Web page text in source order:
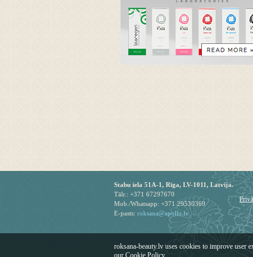
Stabu iela 51A-1, Rīga, LV-1011, Latvija.
Tālr.: +371 67297670
Mob./Whatsapp: +371 29530369
E-pasts: roksana@apollo.lv
roksana-beauty.lv uses cookies to improve user
our Cookie Policy.